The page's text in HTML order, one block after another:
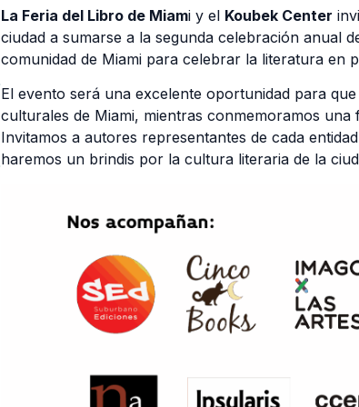
La Feria del Libro de Miami y el Koubek Center
ciudad a sumarse a la segunda celebración anual
comunidad de Miami para celebrar la literatura en
El evento será una excelente oportunidad para
culturales de Miami, mientras conmemoramos
Invitamos a autores representantes de cada
haremos un brindis por la cultura literaria de la